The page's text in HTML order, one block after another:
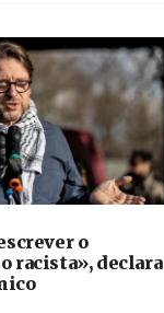
o
racista», declara